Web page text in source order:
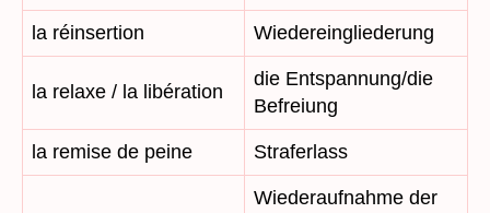
la réinsertion Wiedereingliederung
la relaxe / la libération
die Entspannung/die
Befreiung
la remise de peine Straferlass
Wiederaufnahme der